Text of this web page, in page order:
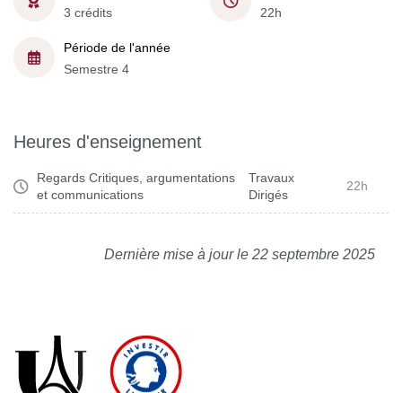
3 crédits
22h
Période de l'année
Semestre 4
Heures d'enseignement
Regards Critiques, argumentations
et communications
Travaux
Dirigés
22h
Dernière mise à jour le 22 septembre 2025